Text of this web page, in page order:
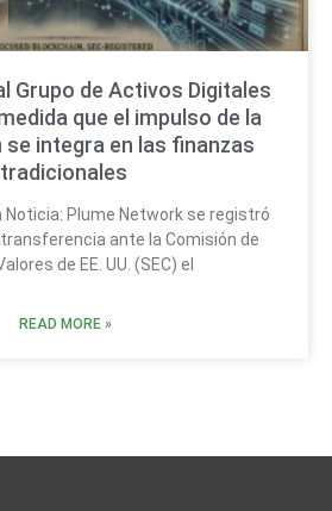
Grupo de Activos Digitales
que el impulso de la
integra en las finanzas
tradicionales
Noticia: Plume Network se registró
ante la Comisión de
de EE. UU. (SEC) el
READ MORE »